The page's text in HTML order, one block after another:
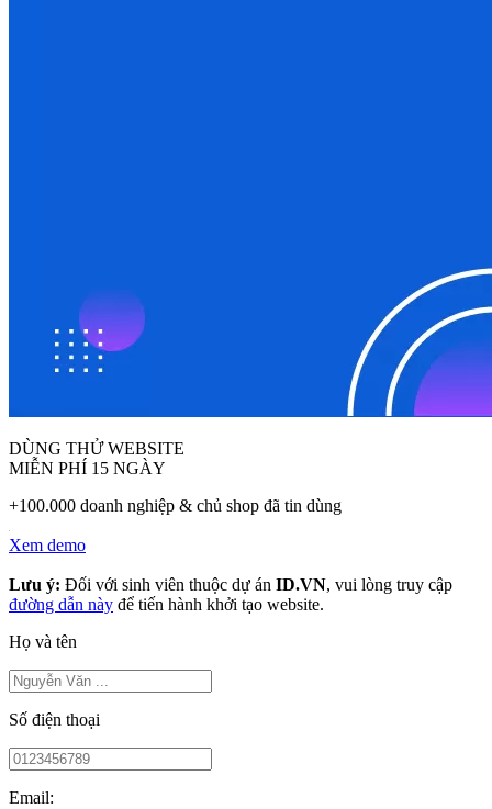
DÙNG THỬ WEBSITE
MIỄN PHÍ 15 NGÀY
+100.000 doanh nghiệp & chủ shop đã tin dùng
Xem demo
Lưu ý: Đối với sinh viên thuộc dự án ID.VN, vui lòng truy cập
đường dẫn này để tiến hành khởi tạo website.
Họ và tên
Số điện thoại
Email: